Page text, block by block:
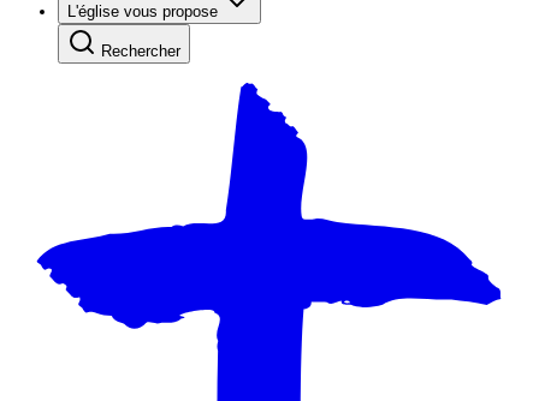
L'église vous propose
Rechercher